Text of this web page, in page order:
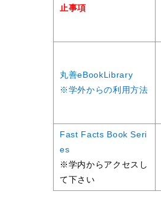
止事項
丸善eBookLibrary
※学外からの利用方法
Fast Facts Book Seri
es
※学内からアクセスし
て下さい